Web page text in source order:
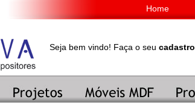
Seja bem vindo! Faça o seu cadastro
Home